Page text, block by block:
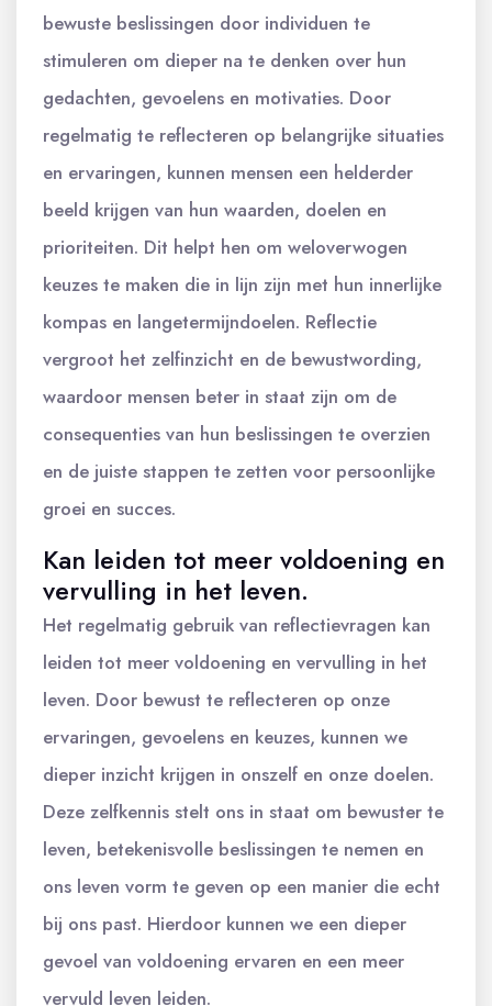
bewuste beslissingen door individuen te
stimuleren om dieper na te denken over hun
gedachten, gevoelens en motivaties. Door
regelmatig te reflecteren op belangrijke situaties
en ervaringen, kunnen mensen een helderder
beeld krijgen van hun waarden, doelen en
prioriteiten. Dit helpt hen om weloverwogen
keuzes te maken die in lijn zijn met hun innerlijke
kompas en langetermijndoelen. Reflectie
vergroot het zelfinzicht en de bewustwording,
waardoor mensen beter in staat zijn om de
consequenties van hun beslissingen te overzien
en de juiste stappen te zetten voor persoonlijke
groei en succes.
Kan leiden tot meer voldoening en
vervulling in het leven.
Het regelmatig gebruik van reflectievragen kan
leiden tot meer voldoening en vervulling in het
leven. Door bewust te reflecteren op onze
ervaringen, gevoelens en keuzes, kunnen we
dieper inzicht krijgen in onszelf en onze doelen.
Deze zelfkennis stelt ons in staat om bewuster te
leven, betekenisvolle beslissingen te nemen en
ons leven vorm te geven op een manier die echt
bij ons past. Hierdoor kunnen we een dieper
gevoel van voldoening ervaren en een meer
vervuld leven leiden.